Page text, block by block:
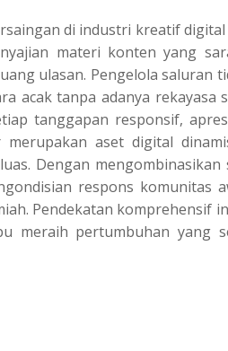
di industri kreatif
materi konten yang
ulasan. Pengelola saluran
acak tanpa adanya rekayasa
tanggapan responsif,
aset digital
Dengan
respons komunitas
Pendekatan komprehensif
meraih pertumbuhan yang